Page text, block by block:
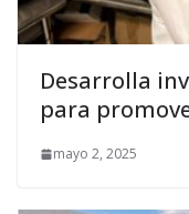
Desarrolla
para
mayo 2, 2025